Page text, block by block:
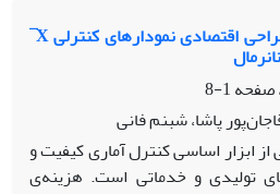
میانگین و واریانس استفاده شده
با استفاده از شبیه سازی و
و متوسط زمان تعدیل شده تا
نمونه گیری با فواصل ثابت، مقایسه
دهد که روش پیشنهادی به ازای
بهتری نسبت به نتایج نمودار کنترل
تلفیق تابع زیان تاگوچی و طراحی اقتصادی نمودارهای کنترلی X ̅
1-8
پاشا، شبنم فانی
از ابزار اساسی کنترل آماری کیفیت و
تولیدی و خدماتی است. هزینه‌ی